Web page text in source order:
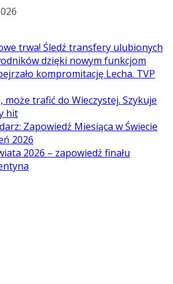
trwa! Śledź transfery ulubionych
dzięki nowym funkcjom
kompromitację Lecha. TVP
może trafić do Wieczystej. Szykuje
hit
Zapowiedź Miesiąca w Świecie
2026
2026 – zapowiedź finału